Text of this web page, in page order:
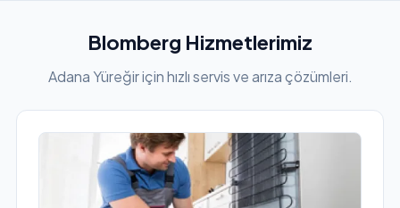
Blomberg Hizmetlerimiz
Adana Yüreğir için hızlı servis ve arıza çözümleri.